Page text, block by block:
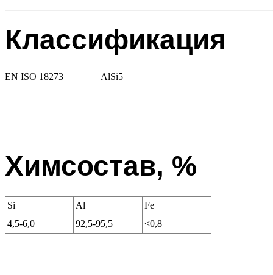
Классификация
EN ISO 18273 AlSi5
Химсостав, %
Si Al
Fe
4,5-6,0
92,5-95,5 <0,8